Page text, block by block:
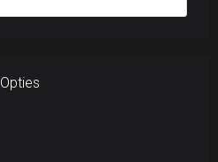
Opties